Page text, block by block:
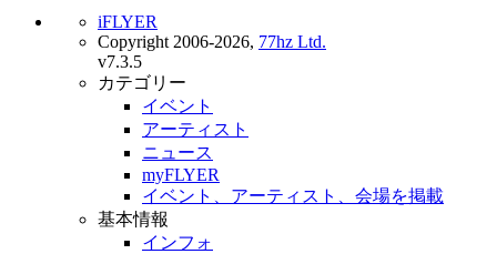
iFLYER
Copyright 2006-2026, 77hz Ltd.
v7.3.5
カテゴリー
イベント
アーティスト
ニュース
myFLYER
イベント、アーティスト、会場を掲載
基本情報
インフォ